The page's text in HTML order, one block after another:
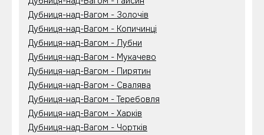
Дубниця-над-Вагом - Золочів
Дубниця-над-Вагом - Копичинці
Дубниця-над-Вагом - Лубни
Дубниця-над-Вагом - Мукачево
Дубниця-над-Вагом - Пирятин
Дубниця-над-Вагом - Свалява
Дубниця-над-Вагом - Теребовля
Дубниця-над-Вагом - Харків
Дубниця-над-Вагом - Чортків